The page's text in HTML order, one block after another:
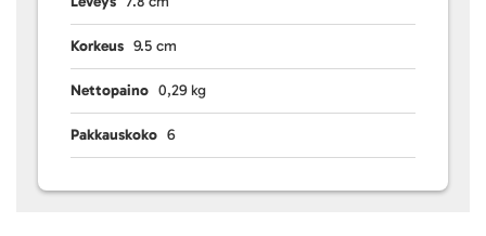
Korkeus 9.5 cm
Nettopaino 0,29 kg
Pakkauskoko 6